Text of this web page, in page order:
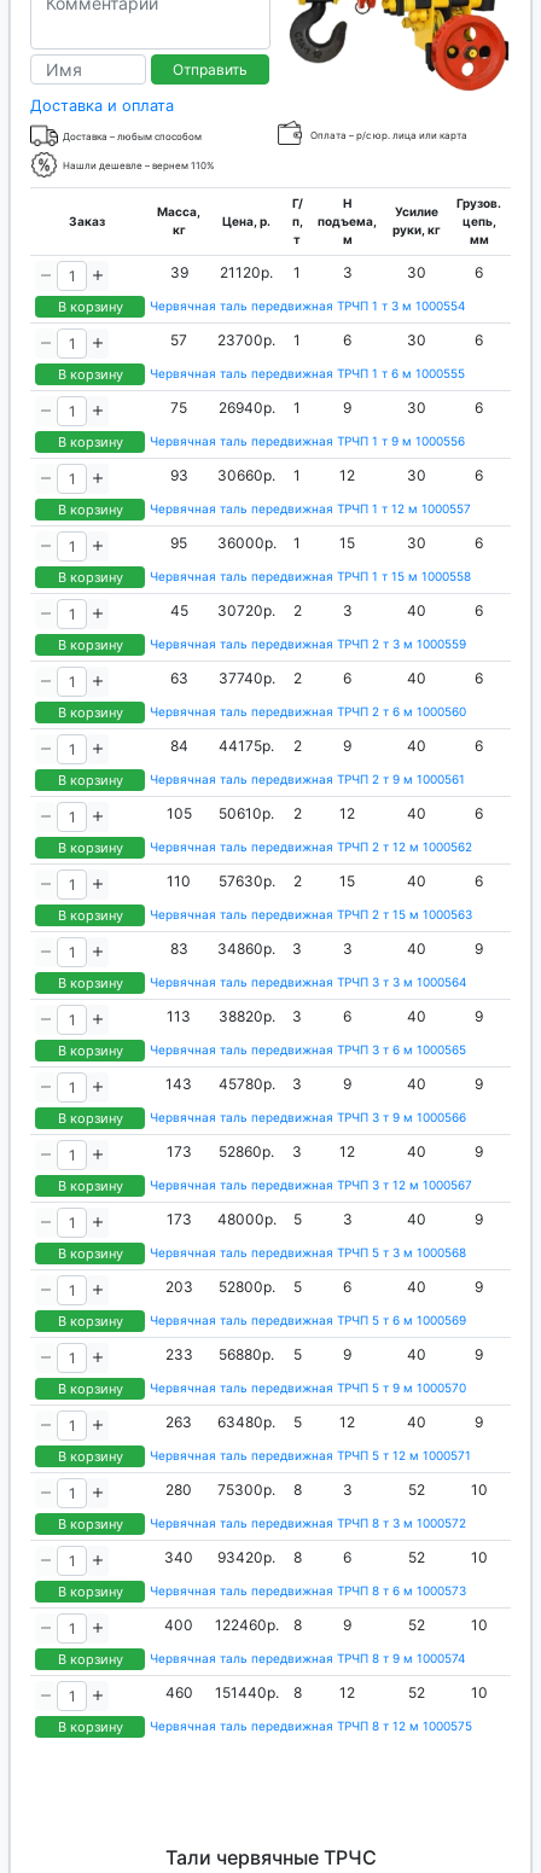
Отправить
Доставка и оплата
Доставка – любым способом Оплата – р/с юр. лица или карта
Нашли дешевле – вернем 110%
Заказ
Масса,
кг
Цена, р.
Г/
п,
т
H
подъема,
м
Усилие
руки, кг
Грузов.
цепь,
мм
В корзину
39 21120р. 1 3 30 6
Червячная таль передвижная ТРЧП 1 т 3 м 1000554
В корзину
57 23700р. 1 6 30 6
Червячная таль передвижная ТРЧП 1 т 6 м 1000555
В корзину
75 26940р. 1 9 30 6
Червячная таль передвижная ТРЧП 1 т 9 м 1000556
В корзину
93 30660р. 1 12 30 6
Червячная таль передвижная ТРЧП 1 т 12 м 1000557
В корзину
95 36000р. 1 15 30 6
Червячная таль передвижная ТРЧП 1 т 15 м 1000558
В корзину
45 30720р. 2 3 40 6
Червячная таль передвижная ТРЧП 2 т 3 м 1000559
В корзину
63 37740р. 2 6 40 6
Червячная таль передвижная ТРЧП 2 т 6 м 1000560
В корзину
84 44175р. 2 9 40 6
Червячная таль передвижная ТРЧП 2 т 9 м 1000561
В корзину
105 50610р. 2 12 40 6
Червячная таль передвижная ТРЧП 2 т 12 м 1000562
В корзину
110 57630р. 2 15 40 6
Червячная таль передвижная ТРЧП 2 т 15 м 1000563
В корзину
83 34860р. 3 3 40 9
Червячная таль передвижная ТРЧП 3 т 3 м 1000564
В корзину
113 38820р. 3 6 40 9
Червячная таль передвижная ТРЧП 3 т 6 м 1000565
В корзину
143 45780р. 3 9 40 9
Червячная таль передвижная ТРЧП 3 т 9 м 1000566
В корзину
173 52860р. 3 12 40 9
Червячная таль передвижная ТРЧП 3 т 12 м 1000567
В корзину
173 48000р. 5 3 40 9
Червячная таль передвижная ТРЧП 5 т 3 м 1000568
В корзину
203 52800р. 5 6 40 9
Червячная таль передвижная ТРЧП 5 т 6 м 1000569
В корзину
233 56880р. 5 9 40 9
Червячная таль передвижная ТРЧП 5 т 9 м 1000570
В корзину
263 63480р. 5 12 40 9
Червячная таль передвижная ТРЧП 5 т 12 м 1000571
В корзину
280 75300р. 8 3 52 10
Червячная таль передвижная ТРЧП 8 т 3 м 1000572
В корзину
340 93420р. 8 6 52 10
Червячная таль передвижная ТРЧП 8 т 6 м 1000573
В корзину
400 122460р. 8 9 52 10
Червячная таль передвижная ТРЧП 8 т 9 м 1000574
В корзину
460 151440р. 8 12 52 10
Червячная таль передвижная ТРЧП 8 т 12 м 1000575
Тали червячные ТРЧС